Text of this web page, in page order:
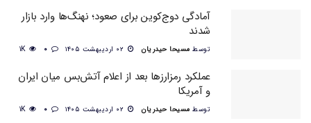
آمادگی دوج‌کوین برای صعود؛ نهنگ‌ها وارد بازار
شدند
توسط مسیحا حیدریان 1K
عملکرد رمزارزها بعد از اعلام آتش‌بس میان ایران
و آمریکا
توسط مسیحا حیدریان 1K